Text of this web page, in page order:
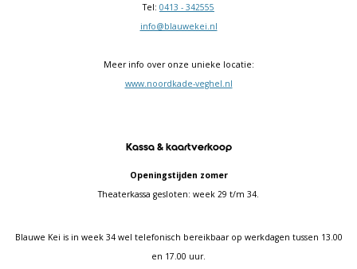
Tel: 0413 - 342555
info@blauwekei.nl
Meer info over onze unieke locatie:
www.noordkade-veghel.nl
Kassa & kaartverkoop
Openingstijden zomer
Theaterkassa gesloten: week 29 t/m 34.
Blauwe Kei is in week 34 wel telefonisch bereikbaar op werkdagen tussen 13.00
en 17.00 uur.